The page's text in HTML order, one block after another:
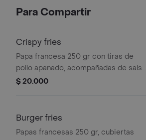
Para Compartir
Crispy fries
Papa francesa 250 gr con tiras de
pollo apanado, acompañadas de salsa
tartara y trozos de tocineta.
$ 20.000
Burger fries
Papas francesas 250 gr, cubiertas